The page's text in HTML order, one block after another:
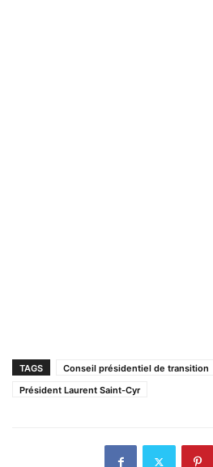
TAGS
Conseil présidentiel de transition
Président Laurent Saint-Cyr